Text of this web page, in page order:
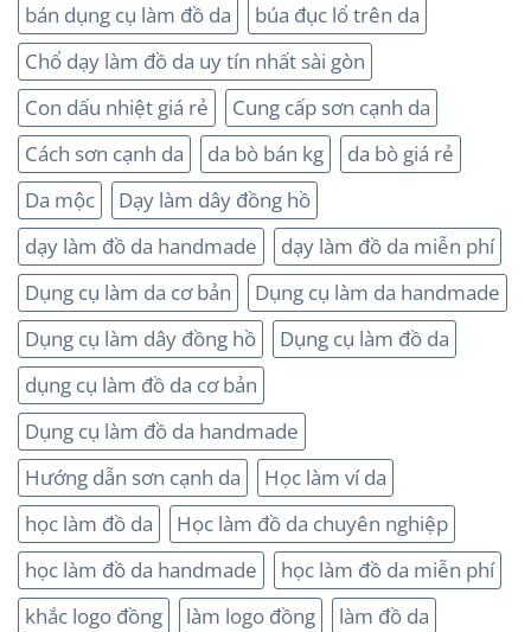
bán dụng cụ làm đồ da
búa đục lổ trên da
Chổ dạy làm đồ da uy tín nhất sài gòn
Con dấu nhiệt giá rẻ
Cung cấp sơn cạnh da
Cách sơn cạnh da
da bò bán kg
da bò giá rẻ
Da mộc
Dạy làm dây đồng hồ
dạy làm đồ da handmade
dạy làm đồ da miễn phí
Dụng cụ làm da cơ bản
Dụng cụ làm da handmade
Dụng cụ làm dây đồng hồ
Dụng cụ làm đồ da
dụng cụ làm đồ da cơ bản
Dụng cụ làm đồ da handmade
Hướng dẫn sơn cạnh da
Học làm ví da
học làm đồ da
Học làm đồ da chuyên nghiệp
học làm đồ da handmade
học làm đồ da miễn phí
khắc logo đồng
làm logo đồng
làm đồ da